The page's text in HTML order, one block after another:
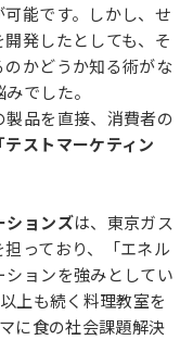
能です。しかし、せ
発したとしても、そ
かどうか知る術がな
でした。
品を直接、消費者の
「テストマーケティン
ションズは、東京ガス
っており、「エネル
ョンを強みとしてい
上も続く料理教室を
に食の社会課題解決